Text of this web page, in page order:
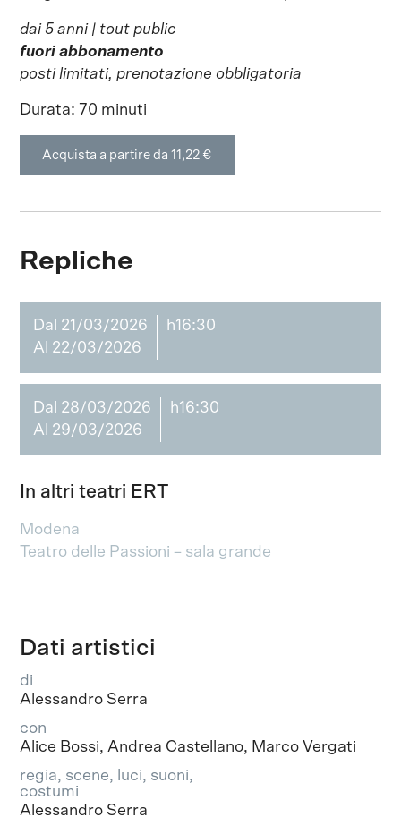
dai 5 anni | tout public
fuori abbonamento
posti limitati, prenotazione obbligatoria
Durata: 70 minuti
Acquista a partire da 11,22 €
Repliche
Dal 21/03/2026
Al 22/03/2026
h16:30
Dal 28/03/2026
Al 29/03/2026
h16:30
In altri teatri ERT
Modena
Teatro delle Passioni – sala grande
Dati artistici
di
Alessandro Serra
con
Alice Bossi, Andrea Castellano, Marco Vergati
regia, scene, luci, suoni,
costumi
Alessandro Serra